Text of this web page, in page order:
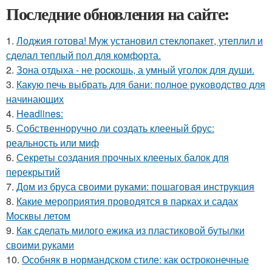
Последние обновления на сайте:
1. Лоджия готова! Муж установил стеклопакет, утеплил и
сделал теплый пол для комфорта.
2. Зона отдыха - не роcкошь, а умный уголок для души.
3. Какую печь выбрать для бани: полное руководство для
начинающих
4. Headlines:
5. Собственноручно ли создать клееный брус:
реальность или миф
6. Секреты создания прочных клееных балок для
перекрытий
7. Дом из бруса своими руками: пошаговая инструкция
8. Какие мероприятия проводятся в парках и садах
Москвы летом
9. Как сделать милого ежика из пластиковой бутылки
своими руками
10. Особняк в нормандском стиле: как остроконечные